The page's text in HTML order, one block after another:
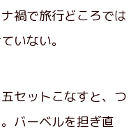
禍で旅行どころでは
いない。
セットこなすと、つ
バーベルを担ぎ直